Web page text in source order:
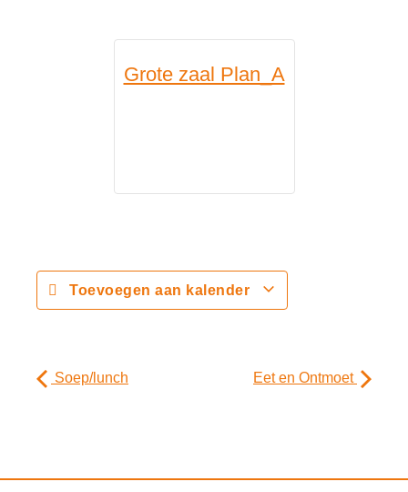
Grote zaal Plan_A
Toevoegen aan kalender
Soep/lunch Eet en Ontmoet